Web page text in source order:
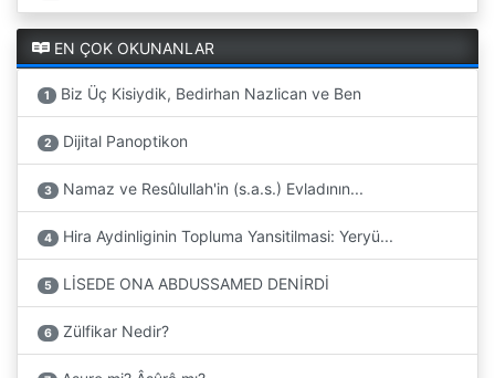
EN ÇOK OKUNANLAR
1 Biz Üç Kisiydik, Bedirhan Nazlican ve Ben
2 Dijital Panoptikon
3 Namaz ve Resûlullah'in (s.a.s.) Evladının...
4 Hira Aydinliginin Topluma Yansitilmasi: Yeryü...
5 LİSEDE ONA ABDUSSAMED DENİRDİ
6 Zülfikar Nedir?